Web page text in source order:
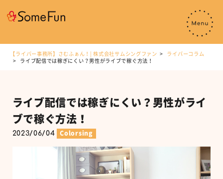
【ライバー事務所】さむふぁん！| 株式会社サムシングファン
ライバーコラム
ライブ配信では稼ぎにくい？男性がライブで稼ぐ方法！
ライブ配信では稼ぎにくい？男性がライ
ブで稼ぐ方法！
2023/06/04 Colorsing